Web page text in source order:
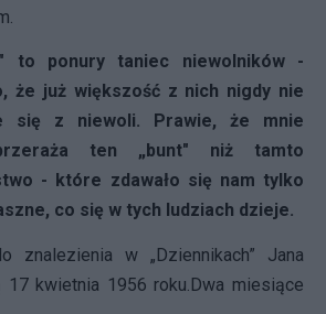
to ponury taniec niewolników -
że już większość z nich nigdy nie
się z niewoli. Prawie, że mnie
ten „bunt" niż tamto
- które zdawało się nam tylko
co się w tych ludziach dzieje.
znalezienia w „Dziennikach” Jana
17 kwietnia 1956 roku. Dwa miesiące